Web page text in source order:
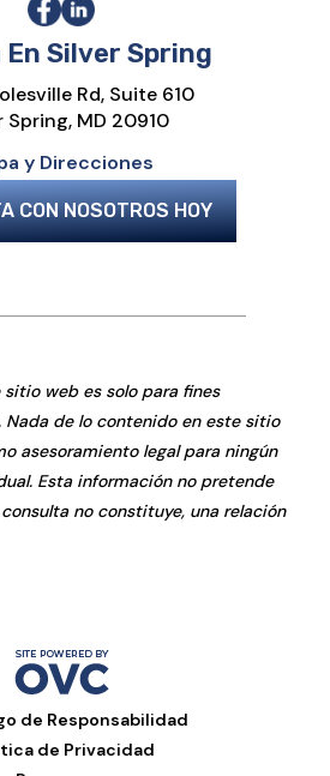
En Silver Spring
Rd, Suite 610
Spring, MD 20910
y Direcciones
CON NOSOTROS HOY
web es solo para fines
Nada de lo contenido en este sitio
asesoramiento legal para ningún
Esta información no pretende
no constituye, una relación
de Responsabilidad
de Privacidad